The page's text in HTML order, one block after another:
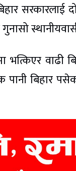
सरकारलाई
भत्किएर वाढी
बिहार